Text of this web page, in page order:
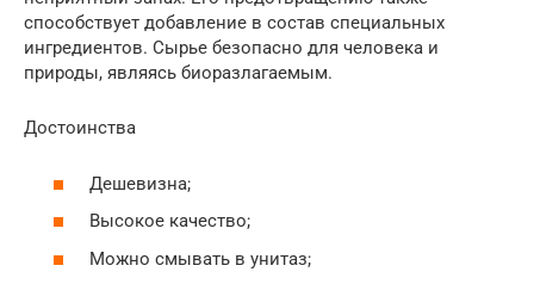
способствует добавление в состав специальных
ингредиентов. Сырье безопасно для человека и
природы, являясь биоразлагаемым.
Достоинства
Дешевизна;
Высокое качество;
Можно смывать в унитаз;